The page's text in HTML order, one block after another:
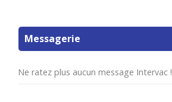
Messagerie
Ne ratez plus aucun message Intervac !